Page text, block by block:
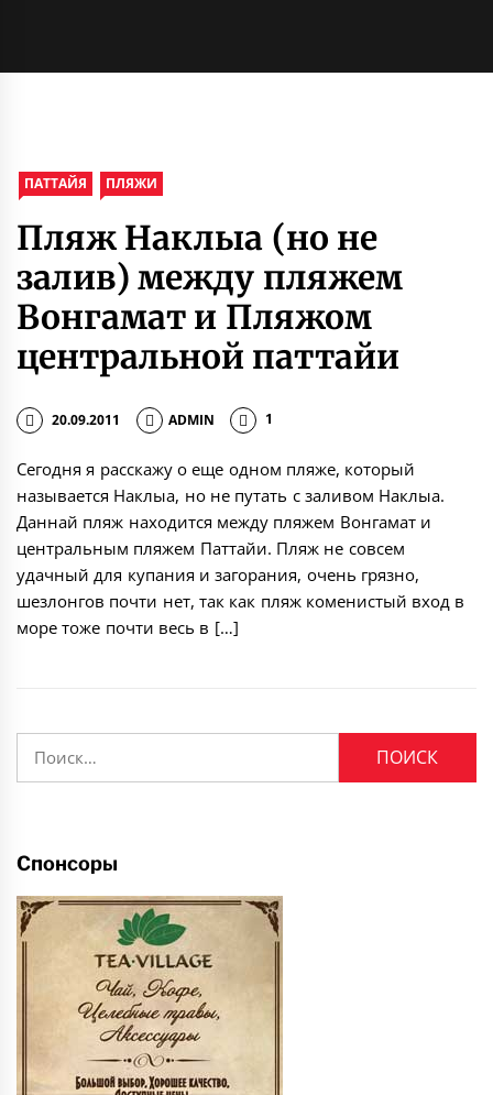
ПАТТАЙЯ ПЛЯЖИ
Пляж Наклыа (но не
залив) между пляжем
Вонгамат и Пляжом
центральной паттайи
20.09.2011 ADMIN 1
Сегодня я расскажу о еще одном пляже, который
называется Наклыа, но не путать с заливом Наклыа.
Даннай пляж находится между пляжем Вонгамат и
центральным пляжем Паттайи. Пляж не совсем
удачный для купания и загорания, очень грязно,
шезлонгов почти нет, так как пляж коменистый вход в
море тоже почти весь в […]
Спонсоры